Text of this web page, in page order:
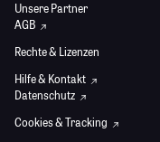
Unsere Partner
AGB
Rechte & Lizenzen
Hilfe & Kontakt
Datenschutz
Cookies & Tracking